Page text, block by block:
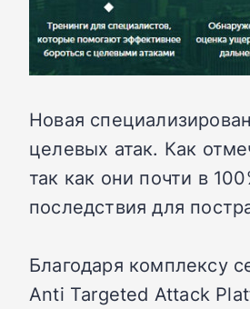
Новая
целевых атак. Как
так как они почти в
последствия для
Благодаря комплексу
Anti Targeted Attack